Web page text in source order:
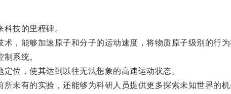
技的里程碑。
能够加速原子和分子的运动速度，将物质原子级别的行为
系统。
，使其达到以往无法想象的高速运动状态。
有的实验，还能够为科研人员提供更多探索未知世界的机